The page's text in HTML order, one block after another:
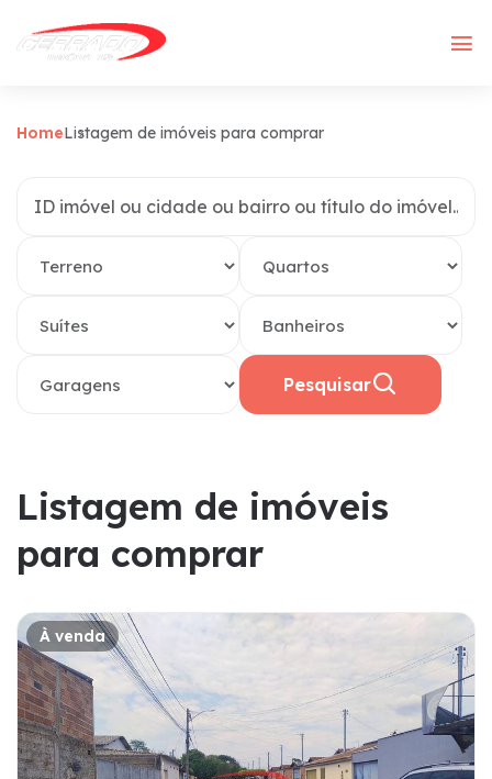
HomeListagem de imóveis para comprar
Pesquisar
Listagem de imóveis
para comprar
À venda